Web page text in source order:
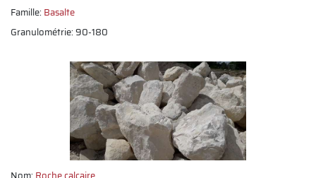
Famille: Basalte
Granulométrie: 90-180